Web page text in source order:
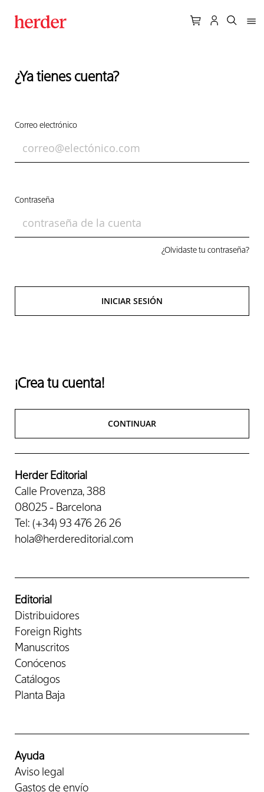
¿Ya tienes cuenta?
Correo electrónico
Contraseña
¿Olvidaste tu contraseña?
INICIAR SESIÓN
¡Crea tu cuenta!
CONTINUAR
Herder Editorial
Calle Provenza, 388
08025 - Barcelona
Tel: (+34) 93 476 26 26
hola@herdereditorial.com
Editorial
Distribuidores
Foreign Rights
Manuscritos
Conócenos
Catálogos
Planta Baja
Ayuda
Aviso legal
Gastos de envío